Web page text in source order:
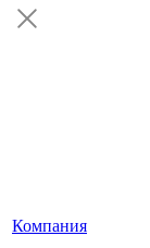
Компания